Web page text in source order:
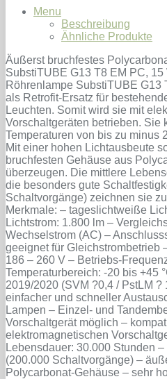
Menu
Beschreibung
Ähnliche Produkte
Äußerst bruchfestes
SubstiTUBE G13 T8 EM PC,
Röhrenlampe SubstiTUBE G13
als Retrofit-Ersatz für
Leuchten. Somit wird sie mit
Vorschaltgeräten betrieben. Sie
Temperaturen von bis zu minus
Mit einer hohen Lichtausbeute
bruchfesten Gehäuse aus
überzeugen. Die mittlere
die besonders gute
Schaltvorgänge) zeichnen sie
Merkmale: – tageslichtweiße
Lichtstrom: 1.800 lm –
Wechselstrom (AC) –
geeignet für Gleichstrombetrieb
186 – 260 V – Betriebs-
Temperaturbereich: -20 bis +45
2019/2020 (SVM ?0,4 / PstLM
einfacher und schneller
Lampen – Einzel- und
Vorschaltgerät möglich –
elektromagnetischen
Lebensdauer: 30.000 Stunden
(200.000 Schaltvorgänge) –
Polycarbonat-Gehäuse – sehr